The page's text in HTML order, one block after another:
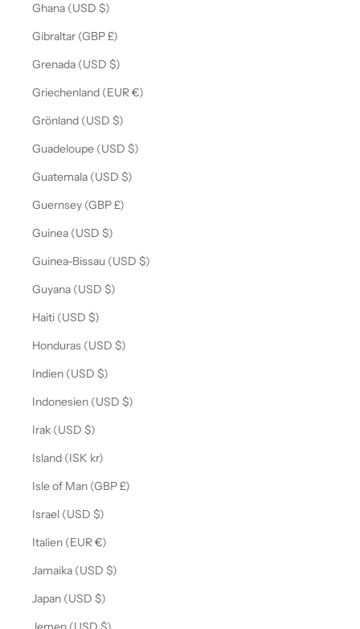
Ghana (USD $)
Gibraltar (GBP £)
Grenada (USD $)
Griechenland (EUR €)
Grönland (USD $)
Guadeloupe (USD $)
Guatemala (USD $)
Guernsey (GBP £)
Guinea (USD $)
Guinea-Bissau (USD $)
Guyana (USD $)
Haiti (USD $)
Honduras (USD $)
Indien (USD $)
Indonesien (USD $)
Irak (USD $)
Island (ISK kr)
Isle of Man (GBP £)
Israel (USD $)
Italien (EUR €)
Jamaika (USD $)
Japan (USD $)